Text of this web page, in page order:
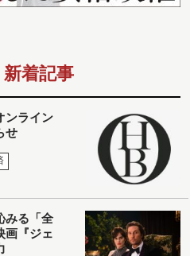
新着記事
ンライン
せ
みる「全
画『ジェ